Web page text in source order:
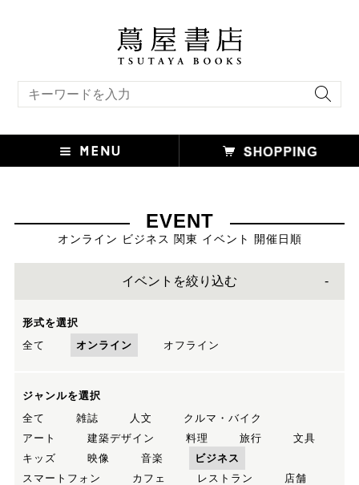
EVENT
オンライン ビジネス 関東 イベント 開催日順
イベントを絞り込む
形式を選択
全て
オンライン オフライン
ジャンルを選択
全て
雑誌 人文
クルマ・バイク
アート
建築デザイン 料理 旅行
文具
キッズ
映像 音楽
ビジネス
スマートフォン
カフェ レストラン
店舗